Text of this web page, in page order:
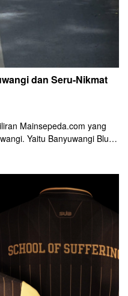
dan Seru-Nikmat
Mainsepeda.com yang
Yaitu Banyuwangi Blue